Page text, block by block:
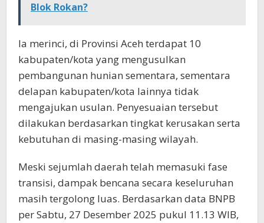
Blok Rokan?
Ia merinci, di Provinsi Aceh terdapat 10
kabupaten/kota yang mengusulkan
pembangunan hunian sementara, sementara
delapan kabupaten/kota lainnya tidak
mengajukan usulan. Penyesuaian tersebut
dilakukan berdasarkan tingkat kerusakan serta
kebutuhan di masing-masing wilayah.
Meski sejumlah daerah telah memasuki fase
transisi, dampak bencana secara keseluruhan
masih tergolong luas. Berdasarkan data BNPB
per Sabtu, 27 Desember 2025 pukul 11.13 WIB,